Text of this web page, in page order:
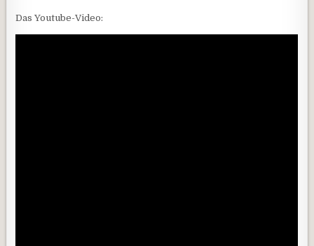
Das Youtube-Video: